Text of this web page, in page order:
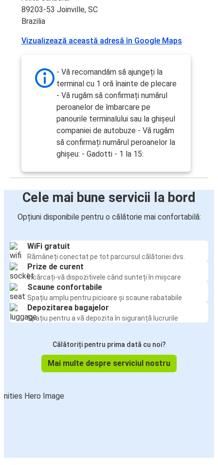
89203-53 Joinville, SC
Brazilia
Vizualizează această adresă în Google Maps
- Vă recomandăm să ajungeți la
terminal cu 1 oră înainte de plecare
- Vă rugăm să confirmați numărul
peroanelor de îmbarcare pe
panourile terminalului sau la ghișeul
companiei de autobuze - Vă rugăm
să confirmați numărul peroanelor la
ghișeu: - Gadotti - 1 la 15:
Cele mai bune servicii la bord
Opțiuni disponibile pentru o călătorie mai confortabilă:
WiFi gratuit
Rămâneți conectat pe tot parcursul călătoriei dvs.
Prize de curent
Încărcați-vă dispozitivele când sunteți în mișcare
Scaune confortabile
Spațiu amplu pentru picioare și scaune rabatabile
Depozitarea bagajelor
Spațiu pentru a vă depozita în siguranță lucrurile
Călătoriți pentru prima dată cu noi?
Mai multe despre serviciul nostru